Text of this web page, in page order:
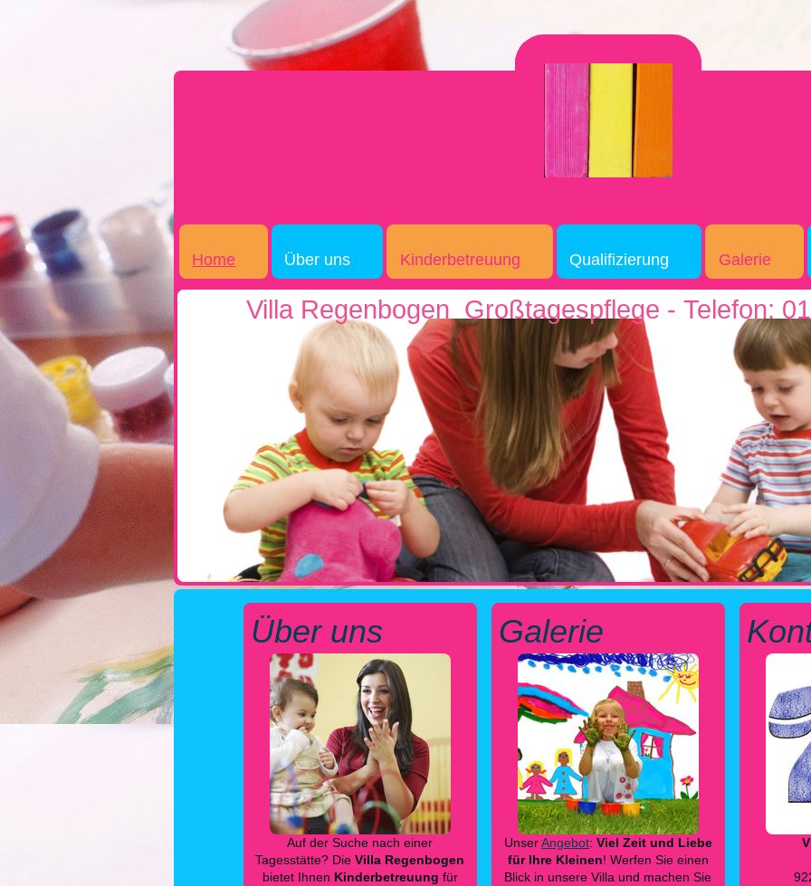
Home Über uns Kinderbetreuung Qualifizierung Galerie
Villa Regenbogen Großtagespflege - Telefon:
Über uns
Auf der Suche nach einer
Tagesstätte? DieVilla Regenbogen
bietet Ihnen Kinderbetreuung für
Galerie
UnserAngebot: Viel Zeit und Liebe
für Ihre Kleinen! Werfen Sie einen
Blick in unsere Villa und machen Sie